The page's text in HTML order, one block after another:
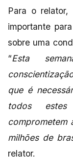
Para o
importante
sobre uma
“Esta
que é
todos
comprometem
milhões de
relator.